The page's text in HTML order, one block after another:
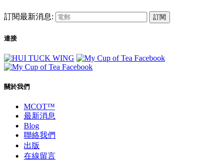
訂閱最新消息: 訂閱
連接
關於我們
MCOT™
最新消息
Blog
聯絡我們
出版
在線留言